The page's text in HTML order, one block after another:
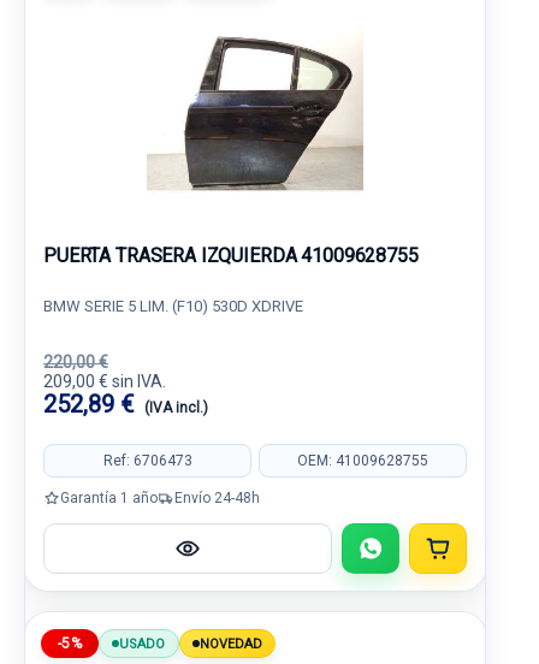
PUERTA TRASERA IZQUIERDA 41009628755
BMW SERIE 5 LIM. (F10) 530D XDRIVE
220,00 €
209,00 € sin IVA.
252,89 € (IVA incl.)
Ref: 6706473 OEM: 41009628755
Garantía 1 año Envío 24-48h
-5% USADO NOVEDAD